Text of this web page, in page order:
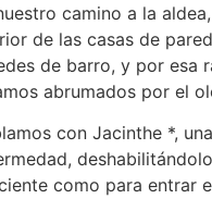
camino a la
de las casas de
de barro, y por esa
abrumados por el
con Jacinthe *,
como para entrar